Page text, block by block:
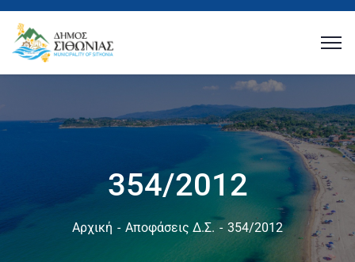
354/2012
Αρχική Αποφάσεις Δ.Σ. 354/2012